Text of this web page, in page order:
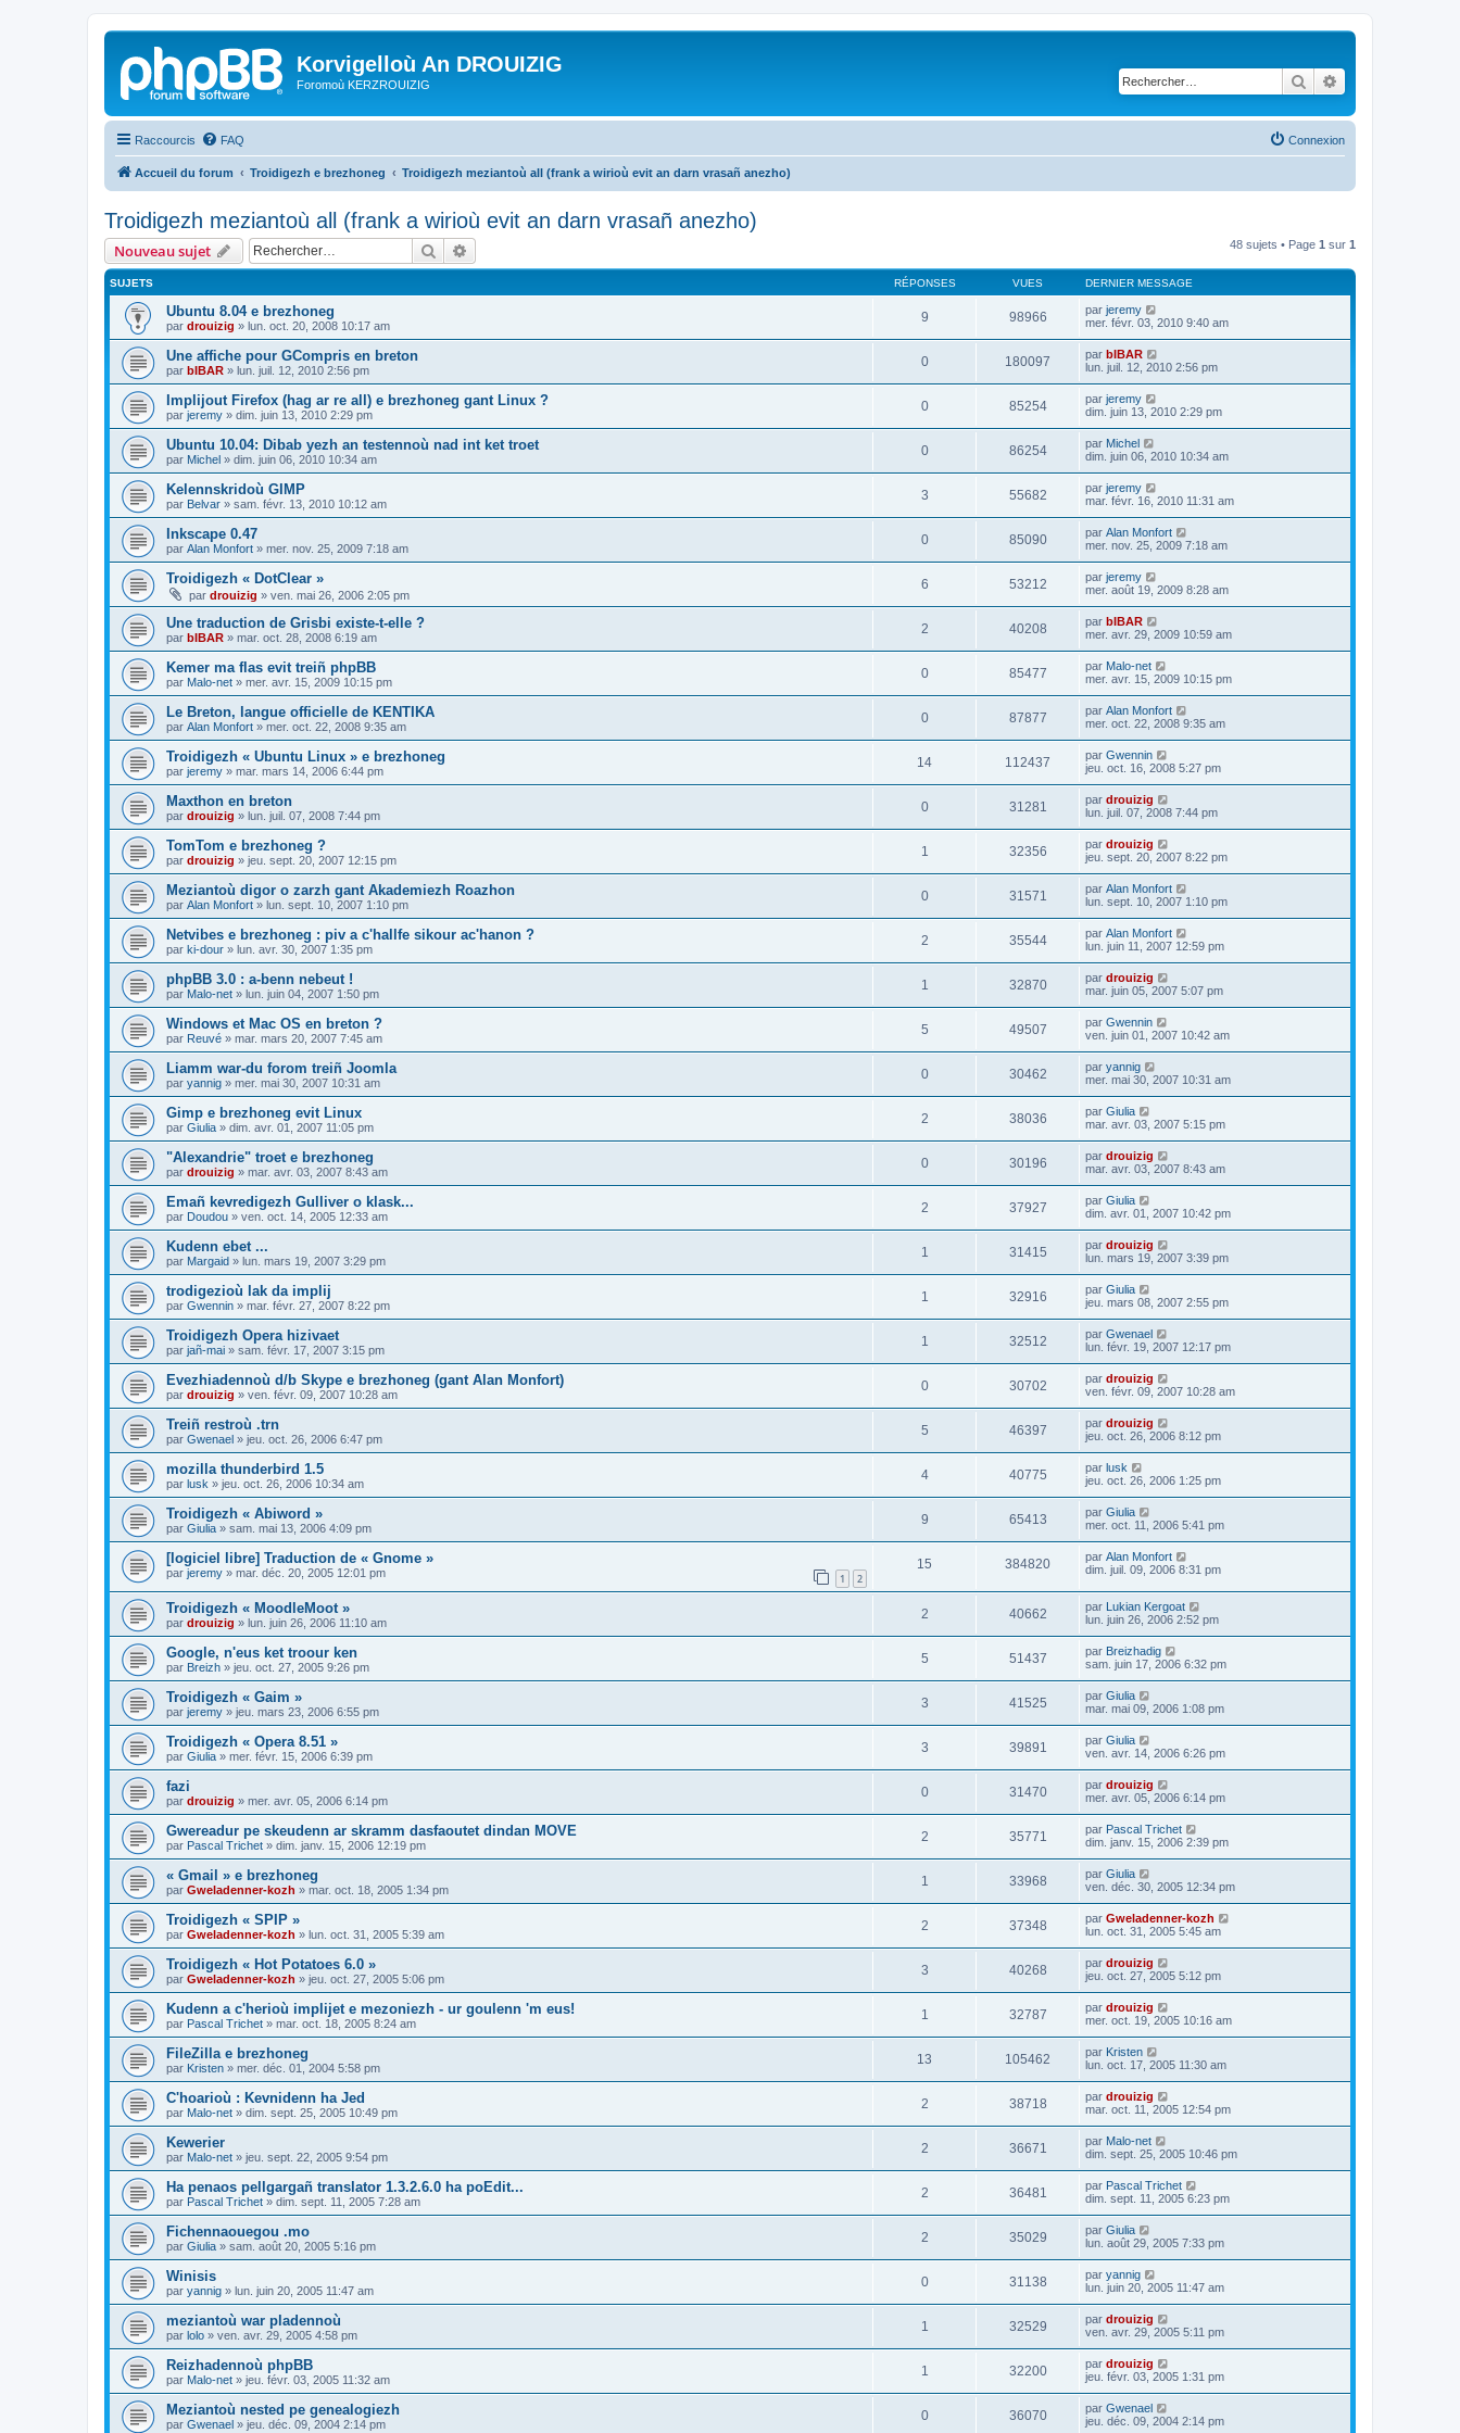
Korvigelloù An DROUIZIG
Foromoù KERZROUIZIG Rechercher
Raccourcis FAQ Connexion
Accueil du forum Troidigezh e brezhoneg Troidigezh meziantoù all (frank a wirioù evit an darn vrasañ anezho)
Troidigezh meziantoù all (frank a wirioù evit an darn vrasañ anezho)
Nouveau sujet Rechercher 48 sujets • Page 1 sur 1
SUJETS RÉPONSES VUES DERNIER MESSAGE
Ubuntu 8.04 e brezhoneg
par drouizig » lun. oct. 20, 2008 10:17 am
9 98966 par jeremy
mer. févr. 03, 2010 9:40 am
Une affiche pour GCompris en breton
par bIBAR » lun. juil. 12, 2010 2:56 pm
0 180097 par bIBAR
lun. juil. 12, 2010 2:56 pm
Implijout Firefox (hag ar re all) e brezhoneg gant Linux ?
par jeremy » dim. juin 13, 2010 2:29 pm
0 85254 par jeremy
dim. juin 13, 2010 2:29 pm
Ubuntu 10.04: Dibab yezh an testennoù nad int ket troet
par Michel » dim. juin 06, 2010 10:34 am
0 86254 par Michel
dim. juin 06, 2010 10:34 am
Kelennskridoù GIMP
par Belvar » sam. févr. 13, 2010 10:12 am
3 55682 par jeremy
mar. févr. 16, 2010 11:31 am
Inkscape 0.47
par Alan Monfort » mer. nov. 25, 2009 7:18 am
0 85090 par Alan Monfort
mer. nov. 25, 2009 7:18 am
Troidigezh « DotClear »
par drouizig » ven. mai 26, 2006 2:05 pm
6 53212 par jeremy
mer. août 19, 2009 8:28 am
Une traduction de Grisbi existe-t-elle ?
par bIBAR » mar. oct. 28, 2008 6:19 am
2 40208 par bIBAR
mer. avr. 29, 2009 10:59 am
Kemer ma flas evit treiñ phpBB
par Malo-net » mer. avr. 15, 2009 10:15 pm
0 85477 par Malo-net
mer. avr. 15, 2009 10:15 pm
Le Breton, langue officielle de KENTIKA
par Alan Monfort » mer. oct. 22, 2008 9:35 am
0 87877 par Alan Monfort
mer. oct. 22, 2008 9:35 am
Troidigezh « Ubuntu Linux » e brezhoneg
par jeremy » mar. mars 14, 2006 6:44 pm
14 112437 par Gwennin
jeu. oct. 16, 2008 5:27 pm
Maxthon en breton
par drouizig » lun. juil. 07, 2008 7:44 pm
0 31281 par drouizig
lun. juil. 07, 2008 7:44 pm
TomTom e brezhoneg ?
par drouizig » jeu. sept. 20, 2007 12:15 pm
1 32356 par drouizig
jeu. sept. 20, 2007 8:22 pm
Meziantoù digor o zarzh gant Akademiezh Roazhon
par Alan Monfort » lun. sept. 10, 2007 1:10 pm
0 31571 par Alan Monfort
lun. sept. 10, 2007 1:10 pm
Netvibes e brezhoneg : piv a c'hallfe sikour ac'hanon ?
par ki-dour » lun. avr. 30, 2007 1:35 pm
2 35544 par Alan Monfort
lun. juin 11, 2007 12:59 pm
phpBB 3.0 : a-benn nebeut !
par Malo-net » lun. juin 04, 2007 1:50 pm
1 32870 par drouizig
mar. juin 05, 2007 5:07 pm
Windows et Mac OS en breton ?
par Reuvé » mar. mars 20, 2007 7:45 am
5 49507 par Gwennin
ven. juin 01, 2007 10:42 am
Liamm war-du forom treiñ Joomla
par yannig » mer. mai 30, 2007 10:31 am
0 30462 par yannig
mer. mai 30, 2007 10:31 am
Gimp e brezhoneg evit Linux
par Giulia » dim. avr. 01, 2007 11:05 pm
2 38036 par Giulia
mar. avr. 03, 2007 5:15 pm
"Alexandrie" troet e brezhoneg
par drouizig » mar. avr. 03, 2007 8:43 am
0 30196 par drouizig
mar. avr. 03, 2007 8:43 am
Emañ kevredigezh Gulliver o klask...
par Doudou » ven. oct. 14, 2005 12:33 am
2 37927 par Giulia
dim. avr. 01, 2007 10:42 pm
Kudenn ebet ...
par Margaid » lun. mars 19, 2007 3:29 pm
1 31415 par drouizig
lun. mars 19, 2007 3:39 pm
trodigezioù lak da implij
par Gwennin » mar. févr. 27, 2007 8:22 pm
1 32916 par Giulia
jeu. mars 08, 2007 2:55 pm
Troidigezh Opera hizivaet
par jañ-mai » sam. févr. 17, 2007 3:15 pm
1 32512 par Gwenael
lun. févr. 19, 2007 12:17 pm
Evezhiadennoù d/b Skype e brezhoneg (gant Alan Monfort)
par drouizig » ven. févr. 09, 2007 10:28 am
0 30702 par drouizig
ven. févr. 09, 2007 10:28 am
Treiñ restroù .trn
par Gwenael » jeu. oct. 26, 2006 6:47 pm
5 46397 par drouizig
jeu. oct. 26, 2006 8:12 pm
mozilla thunderbird 1.5
par lusk » jeu. oct. 26, 2006 10:34 am
4 40775 par lusk
jeu. oct. 26, 2006 1:25 pm
Troidigezh « Abiword »
par Giulia » sam. mai 13, 2006 4:09 pm
9 65413 par Giulia
mer. oct. 11, 2006 5:41 pm
[logiciel libre] Traduction de « Gnome »
par jeremy » mar. déc. 20, 2005 12:01 pm 1 2
15 384820 par Alan Monfort
dim. juil. 09, 2006 8:31 pm
Troidigezh « MoodleMoot »
par drouizig » lun. juin 26, 2006 11:10 am
2 40662 par Lukian Kergoat
lun. juin 26, 2006 2:52 pm
Google, n'eus ket troour ken
par Breizh » jeu. oct. 27, 2005 9:26 pm
5 51437 par Breizhadig
sam. juin 17, 2006 6:32 pm
Troidigezh « Gaim »
par jeremy » jeu. mars 23, 2006 6:55 pm
3 41525 par Giulia
mar. mai 09, 2006 1:08 pm
Troidigezh « Opera 8.51 »
par Giulia » mer. févr. 15, 2006 6:39 pm
3 39891 par Giulia
ven. avr. 14, 2006 6:26 pm
fazi
par drouizig » mer. avr. 05, 2006 6:14 pm
0 31470 par drouizig
mer. avr. 05, 2006 6:14 pm
Gwereadur pe skeudenn ar skramm dasfaoutet dindan MOVE
par Pascal Trichet » dim. janv. 15, 2006 12:19 pm
2 35771 par Pascal Trichet
dim. janv. 15, 2006 2:39 pm
« Gmail » e brezhoneg
par Gweladenner-kozh » mar. oct. 18, 2005 1:34 pm
1 33968 par Giulia
ven. déc. 30, 2005 12:34 pm
Troidigezh « SPIP »
par Gweladenner-kozh » lun. oct. 31, 2005 5:39 am
2 37348 par Gweladenner-kozh
lun. oct. 31, 2005 5:45 am
Troidigezh « Hot Potatoes 6.0 »
par Gweladenner-kozh » jeu. oct. 27, 2005 5:06 pm
3 40268 par drouizig
jeu. oct. 27, 2005 5:12 pm
Kudenn a c'herioù implijet e mezoniezh - ur goulenn 'm eus!
par Pascal Trichet » mar. oct. 18, 2005 8:24 am
1 32787 par drouizig
mer. oct. 19, 2005 10:16 am
FileZilla e brezhoneg
par Kristen » mer. déc. 01, 2004 5:58 pm
13 105462 par Kristen
lun. oct. 17, 2005 11:30 am
C'hoarioù : Kevnidenn ha Jed
par Malo-net » dim. sept. 25, 2005 10:49 pm
2 38718 par drouizig
mar. oct. 11, 2005 12:54 pm
Kewerier
par Malo-net » jeu. sept. 22, 2005 9:54 pm
2 36671 par Malo-net
dim. sept. 25, 2005 10:46 pm
Ha penaos pellgargañ translator 1.3.2.6.0 ha poEdit...
par Pascal Trichet » dim. sept. 11, 2005 7:28 am
2 36481 par Pascal Trichet
dim. sept. 11, 2005 6:23 pm
Fichennaouegou .mo
par Giulia » sam. août 20, 2005 5:16 pm
2 35029 par Giulia
lun. août 29, 2005 7:33 pm
Winisis
par yannig » lun. juin 20, 2005 11:47 am
0 31138 par yannig
lun. juin 20, 2005 11:47 am
meziantoù war pladennoù
par lolo » ven. avr. 29, 2005 4:58 pm
1 32529 par drouizig
ven. avr. 29, 2005 5:11 pm
Reizhadennoù phpBB
par Malo-net » jeu. févr. 03, 2005 11:32 am
1 32200 par drouizig
jeu. févr. 03, 2005 1:31 pm
Meziantoù nested pe genealogiezh
par Gwenael » jeu. déc. 09, 2004 2:14 pm
0 36070 par Gwenael
jeu. déc. 09, 2004 2:14 pm